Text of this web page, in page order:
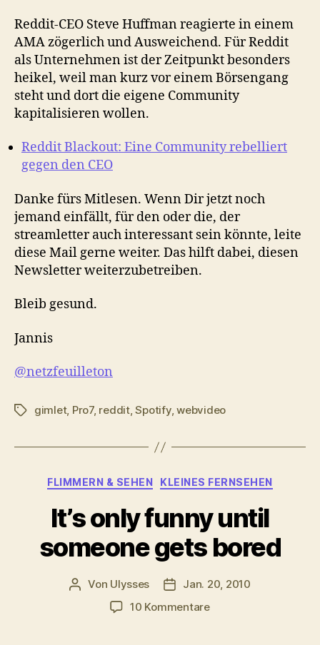
Reddit-CEO Steve Huffman reagierte in einem
AMA zögerlich und Ausweichend. Für Reddit
als Unternehmen ist der Zeitpunkt besonders
heikel, weil man kurz vor einem Börsengang
steht und dort die eigene Community
kapitalisieren wollen.
Reddit Blackout: Eine Community rebelliert
gegen den CEO
Danke fürs Mitlesen. Wenn Dir jetzt noch
jemand einfällt, für den oder die, der
streamletter auch interessant sein könnte, leite
diese Mail gerne weiter. Das hilft dabei, diesen
Newsletter weiterzubetreiben.
Bleib gesund.
Jannis
@netzfeuilleton
Schlagwörter
gimlet, Pro7, reddit,Spotify,webvideo
Kategorien
FLIMMERN & SEHEN KLEINES FERNSEHEN
It’s only funny until
someone gets bored
Beitragsautor
Von Ulysses Veröffentlichungsdatum
Jan. 20, 2010
10 Kommentarezu